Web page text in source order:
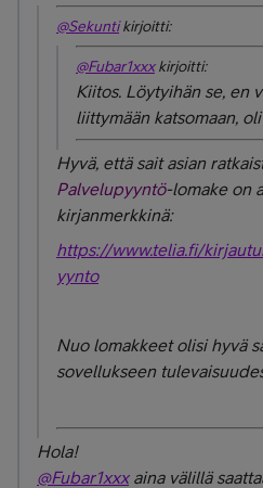
@Sekuntikirjoitti:
@Fubar1xxxkirjoitti:
Kiitos. Löytyihän se, en
liittymään katsomaan,
Hyvä, että sait asian
Palvelupyyntö-lomake on
kirjanmerkkinä:
https://www.telia.fi/
yynto
Nuo lomakkeet olisi hyvä
sovellukseen
Hola!
@Fubar1xxxaina välillä